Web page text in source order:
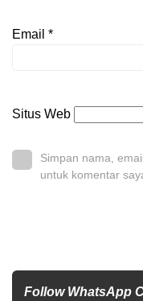
Email *
Situs Web
Simpan nama,
untuk komentar
Follow WhatsApp